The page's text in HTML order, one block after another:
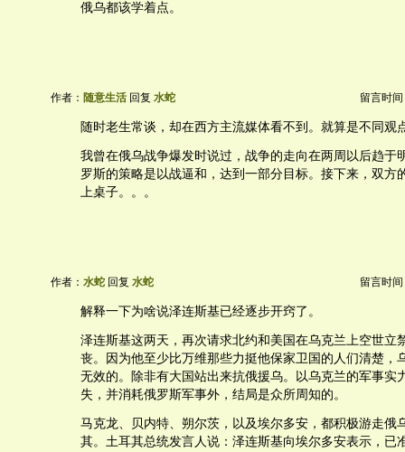
俄乌都该学着点。
作者： 随意生活 回复 水蛇 留言时间
随时老生常谈，却在西方主流媒体看不到。就算是不同观
我曾在俄乌战争爆发时说过，战争的走向在两周以后趋于
罗斯的策略是以战逼和，达到一部分目标。接下来，双方
上桌子。。。
作者： 水蛇 回复 水蛇 留言时间
解释一下为啥说泽连斯基已经逐步开窍了。
泽连斯基这两天，再次请求北约和美国在乌克兰上空世立
丧。因为他至少比万维那些力挺他保家卫国的人们清楚，
无效的。除非有大国站出来抗俄援乌。以乌克兰的军事实
失，并消耗俄罗斯军事外，结局是众所周知的。
马克龙、贝内特、朔尔茨，以及埃尔多安，都积极游走俄
其。土耳其总统发言人说：泽连斯基向埃尔多安表示，已